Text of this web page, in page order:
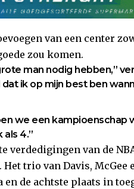
van een center
zou komen.
man nodig hebben,”
dat ik op mijn best ben
we een kampioenschap
als 4.”
verdedigingen van de
trio van Davis, McGee
en de achtste plaats in